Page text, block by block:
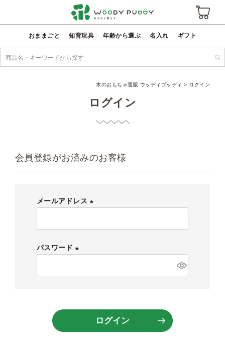
おままごと 知育玩具 年齢から選ぶ 名入れ ギフト
木のおもちゃ通販 ウッディプッディ ログイン
ログイン
会員登録がお済みのお客様
メールアドレス
必
)
パスワード
必
ログイン